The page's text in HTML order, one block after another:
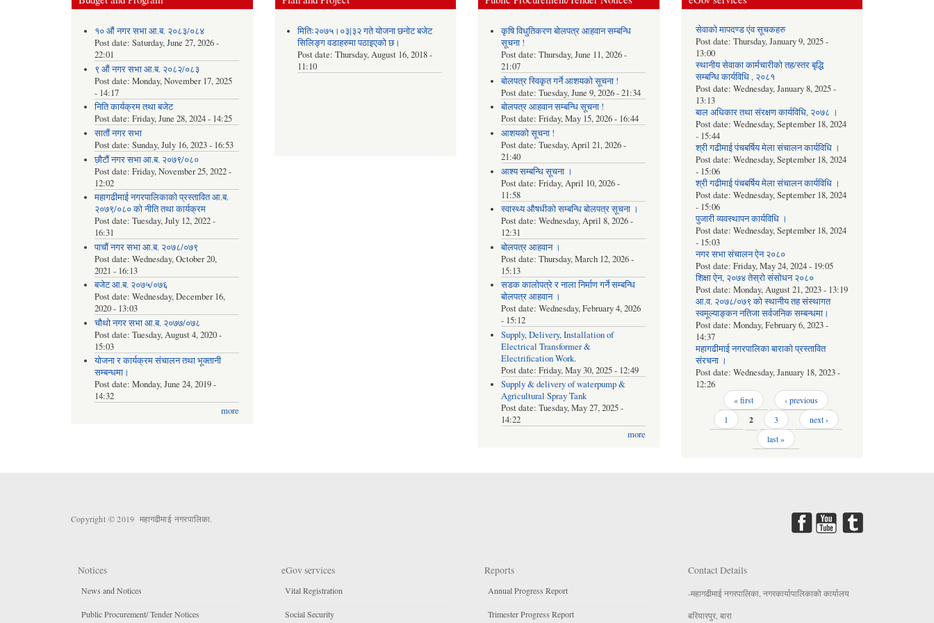
१० औं नगर सभा आ.ब. २०८३/०८४
Post date: Saturday, June 27, 2026 -
22:01
९ औं नगर सभा आ.ब. २०८२/०८३
Post date: Monday, November 17, 2025
- 14:17
निति कार्यक्रम तथा बजेट
Post date: Friday, June 28, 2024 - 14:25
सातौं नगर सभा
Post date: Sunday, July 16, 2023 - 16:53
छौटौं नगर सभा आ.ब. २०७९/०८०
Post date: Friday, November 25, 2022 -
12:02
महागढीमाई नगरपालिकाको प्रस्तावित आ.ब.
२०७९/०८० को नीति तथा कार्यक्रम
Post date: Tuesday, July 12, 2022 -
16:31
पाचौं नगर सभा आ.ब. २०७८/०७९
Post date: Wednesday, October 20,
2021 - 16:13
बजेट आ.ब. २०७५/०७६
Post date: Wednesday, December 16,
2020 - 13:03
चौथो नगर सभा आ.ब. २०७७/०७८
Post date: Tuesday, August 4, 2020 -
15:03
योजना र कार्यक्रम संचालन तथा भूक्तानी
सम्बन्धमा।
Post date: Monday, June 24, 2019 -
14:32
more
मितिः२०७५।०३|३२ गते योजना छनोट बजेट
सिलिङ्ग वडाहरुमा पठाइएको छ​।
Post date:Thursday, August 16, 2018 -
11:10
कृषि विधुतिकरण बोलपत्र आहवान सम्बन्धि
सूचना !
Post date: Thursday, June 11, 2026 -
21:07
बोलपत्र स्विकृत गर्ने आशयको सूचना !
Post date: Tuesday, June 9, 2026 - 21:34
बोलपत्र आहवान सम्बन्धि सूचना !
Post date: Friday, May 15, 2026 - 16:44
आशयको सूचना !
Post date: Tuesday, April 21, 2026 -
21:40
आश्य सम्बन्धि सूचना ।
Post date: Friday, April 10, 2026 -
11:58
स्वास्थ्य औषधीको सम्बन्धि बोलपत्र सूचना ।
Post date: Wednesday, April 8, 2026 -
12:31
बोलपत्र आहवान ।
Post date: Thursday, March 12, 2026 -
15:13
सडक कालोपत्रे र नाला निर्माण गर्ने सम्बन्धि
बोलपत्र आहवान ।
Post date: Wednesday, February 4, 2026
- 15:12
Supply, Delivery, Installation of
Electrical Transformer &
Electrification Work.
Post date: Friday, May 30, 2025 - 12:49
Supply & delivery of waterpump &
Agricultural Spray Tank
Post date: Tuesday, May 27, 2025 -
14:22
more
सेवाको मापदण्ड एंव सूचकहरु
Post date: Thursday, January 9, 2025 -
13:00
स्थानीय सेवाका कार्मचारीको तह/स्तर बृद्धि
सम्बन्धि कार्यविधि , २०८१
Post date: Wednesday, January 8, 2025 -
13:13
बाल अधिकार तथा संरक्षण कार्यविधि, २०७८ ।
Post date: Wednesday, September 18, 2024
- 15:44
श्री गढीमाई पंचबर्षिय मेला संचालन कार्यविधि ।
Post date: Wednesday, September 18, 2024
- 15:06
श्री गढीमाई पंचबर्षिय मेला संचालन कार्यविधि ।
Post date: Wednesday, September 18, 2024
- 15:06
पुजारी व्यवस्थापन कार्यविधि ।
Post date: Wednesday, September 18, 2024
- 15:03
नगर सभा संचालन ऐन २०८०
Post date: Friday, May 24, 2024 - 19:05
शिक्षा ऐन, २०७४ तेस्रो संसोधन २०८०
Post date: Monday, August 21, 2023 - 13:19
आ.व. २०७८/०७९ को स्थानीय तह संस्थागत
स्वमूल्याङ्कन नतिजा सर्वजनिक सम्बन्धमा।
Post date: Monday, February 6, 2023 -
14:37
महागढीमाई नगरपालिका बाराको प्रस्तावित
संरचना ।
Post date: Wednesday, January 18, 2023 -
12:26
Pages « first
‹ previous
1
2 3
next ›
last »
Copyright © 2019 महागढीमाई नगरपालिका.
Notices
News and Notices
Public Procurement/ Tender Notices
eGov services
Vital Registration
Social Security
Reports
Annual Progress Report
Trimester Progress Report
Contact Details
-महागढीमाई नगरपालिका, नगरकार्यापालिकाको कार्यालय
बरियारपुर, बारा